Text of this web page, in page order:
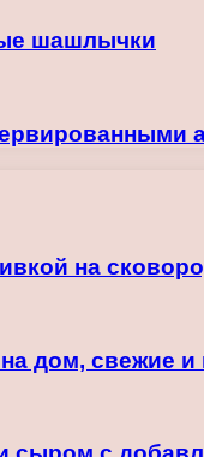
шашлычки
на
дом, свежие и